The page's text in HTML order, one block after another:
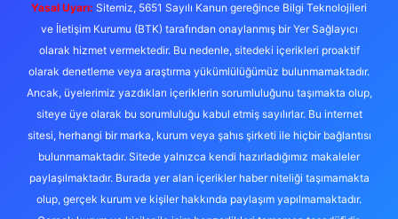
Yasal Uyarı: Sitemiz, 5651 Sayılı Kanun gereğince Bilgi Teknolojileri
ve İletişim Kurumu (BTK) tarafından onaylanmış bir Yer Sağlayıcı
olarak hizmet vermektedir. Bu nedenle, sitedeki içerikleri proaktif
olarak denetleme veya araştırma yükümlülüğümüz bulunmamaktadır.
Ancak, üyelerimiz yazdıkları içeriklerin sorumluluğunu taşımakta olup,
siteye üye olarak bu sorumluluğu kabul etmiş sayılırlar. Bu internet
sitesi, herhangi bir marka, kurum veya şahıs şirketi ile hiçbir bağlantısı
bulunmamaktadır. Sitede yalnızca kendi hazırladığımız makaleler
paylaşılmaktadır. Burada yer alan içerikler haber niteliği taşımamakta
olup, gerçek kurum ve kişiler hakkında paylaşım yapılmamaktadır.